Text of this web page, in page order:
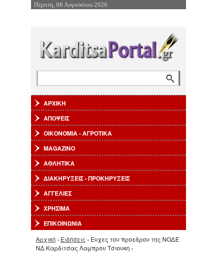
Επιστροφή στην Πλοήγηση
Πέμπτη, 06 Αυγούστου 2026
ΑΡΧΙΚΗ
ΑΠΟΨΕΙΣ
ΟΙΚΟΝΟΜΙΑ - ΑΓΡΟΤΙΚΑ
MAGAZINO
ΑΘΛΗΤΙΚΑ
ΔΙΑΚΗΡΥΞΕΙΣ - ΠΡΟΚΗΡΥΞΕΙΣ
ΑΓΓΕΛΙΕΣ
ΧΡΗΣΙΜΑ
ΕΠΙΚΟΙΝΩΝΙΑ
Είστε εδώ
Αρχική › Ειδήσεις › Ευχες του προεδρου της ΝΟΔΕ
ΝΔ Καρδιτσας Λαμπρου Τσιουκη ›